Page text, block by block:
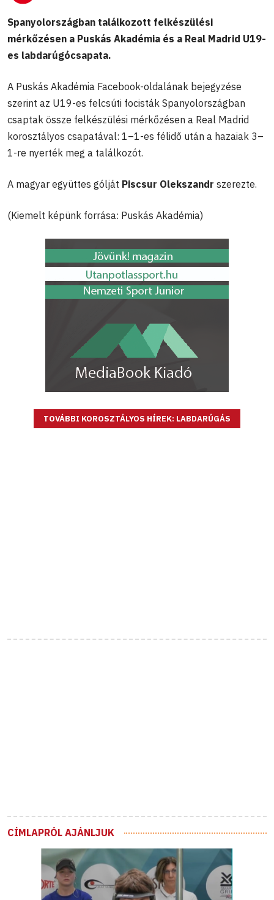
Spanyolországban találkozott felkészülési
mérkőzésen a Puskás Akadémia és a Real Madrid U19-
es labdarúgócsapata.
A Puskás Akadémia Facebook-oldalának bejegyzése
szerint az U19-es felcsúti focisták Spanyolországban
csaptak össze felkészülési mérkőzésen a Real Madrid
korosztályos csapatával: 1–1-es félidő után a hazaiak 3–
1-re nyerték meg a találkozót.
A magyar együttes gólját Piscsur Olekszandr szerezte.
(Kiemelt képünk forrása: Puskás Akadémia)
TOVÁBBI KOROSZTÁLYOS HÍREK: LABDARÚGÁS
CÍMLAPRÓL AJÁNLJUK